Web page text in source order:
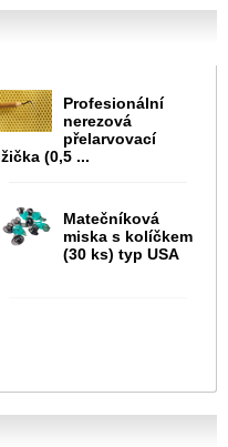
Profesionální
nerezová
přelarvovací
(0,5 ...
Matečníková
miska s kolíčkem
(30 ks) typ USA